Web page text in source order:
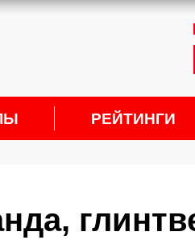
РЕЙТИНГИ